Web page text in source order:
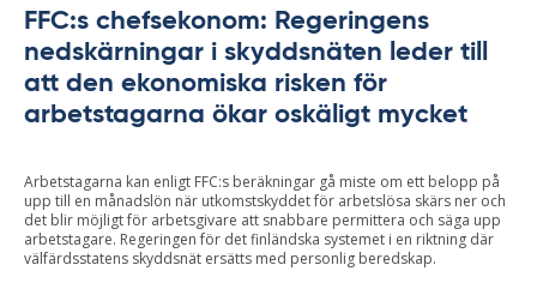
FFC:s chefsekonom: Regeringens
nedskärningar i skyddsnäten leder till
att den ekonomiska risken för
arbetstagarna ökar oskäligt mycket
Arbetstagarna kan enligt FFC:s beräkningar gå miste om ett belopp på
upp till en månadslön när utkomstskyddet för arbetslösa skärs ner och
det blir möjligt för arbetsgivare att snabbare permittera och säga upp
arbetstagare. Regeringen för det finländska systemet i en riktning där
välfärdsstatens skyddsnät ersätts med personlig beredskap.